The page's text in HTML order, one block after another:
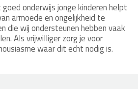
onderwijs jonge kinderen helpt
armoede en ongelijkheid te
die wij ondersteunen hebben vaak
Als vrijwilliger zorg je voor
waar dit echt nodig is.